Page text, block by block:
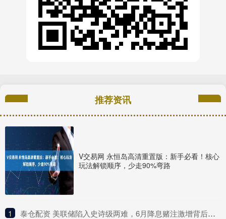
推荐资讯
V交易网 永恒岛高清重置版：新手必看！核心
玩法解锁顺序，少走90%弯路
1 ​泰仓配资 美联储陷入史诗级两难，6月降息赌注激增背后暗藏杀机